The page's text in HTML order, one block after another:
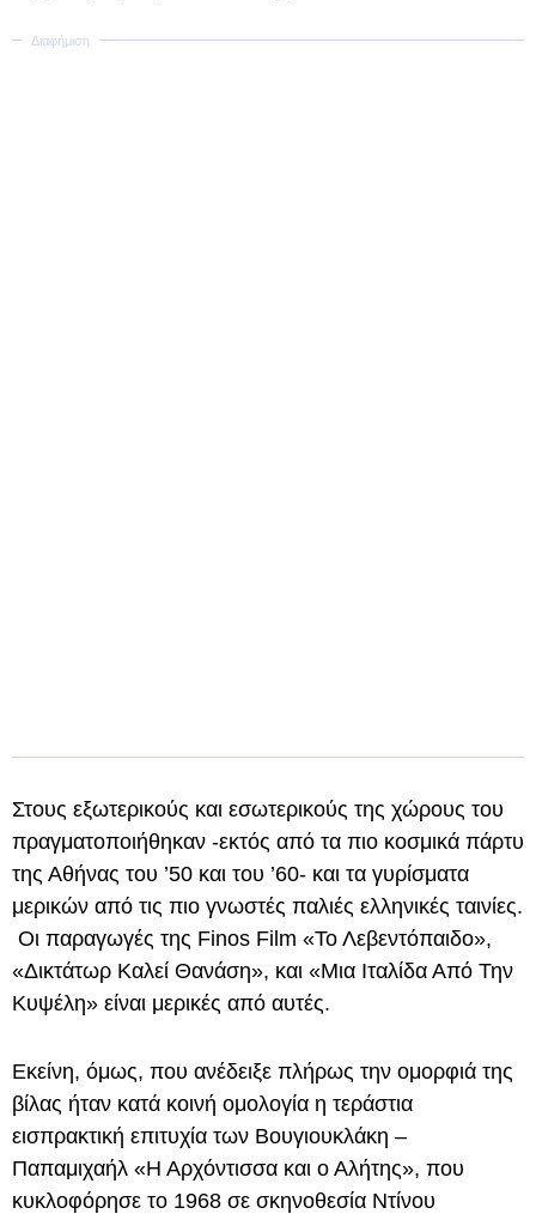
Στους εξωτερικούς και εσωτερικούς της χώρους του
πραγματοποιήθηκαν -εκτός από τα πιο κοσμικά πάρτυ
της Αθήνας του ’50 και του ’60- και τα γυρίσματα
μερικών από τις πιο γνωστές παλιές ελληνικές ταινίες.
Οι παραγωγές της Finos Film «Το Λεβεντόπαιδο»,
«Δικτάτωρ Καλεί Θανάση», και «Μια Ιταλίδα Από Την
Κυψέλη» είναι μερικές από αυτές.
Εκείνη, όμως, που ανέδειξε πλήρως την ομορφιά της
βίλας ήταν κατά κοινή ομολογία η τεράστια
εισπρακτική επιτυχία των Βουγιουκλάκη –
Παπαμιχαήλ «Η Αρχόντισσα και ο Αλήτης», που
κυκλοφόρησε το 1968 σε σκηνοθεσία Ντίνου